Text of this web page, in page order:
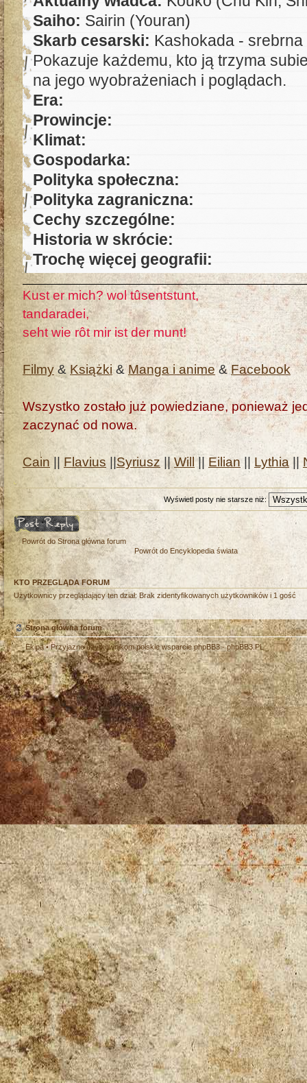
Saiho: Sairin (Youran)
Skarb cesarski: Kashokada - srebrna
Pokazuje każdemu, kto ją trzyma
na jego wyobrażeniach i poglądach.
Era:
Prowincje:
Klimat:
Gospodarka:
Polityka społeczna:
Polityka zagraniczna:
Cechy szczególne:
Historia w skrócie:
Trochę więcej geografii:
Kust er mich? wol tûsentstunt,
tandaradei,
seht wie rôt mir ist der munt!
Filmy & Książki&Manga i anime&Facebook
Wszystko zostało już powiedziane, ponieważ
zaczynać od nowa.
Cain || Flavius ||Syriusz ||Will|| Eilian|| Lythia ||
Wyświetl posty nie starsze niż:
Odpowiedz
Powrót do Strona główna forum
Powrót do Encyklopedia świata
KTO PRZEGLĄDA FORUM
Użytkownicy przeglądający ten dział: Brak zidentyfikowanych użytkowników i 1 gość
Strona główna forum
Ekipa• Przyjazne użytkownikom polskie wsparcie phpBB3 -phpBB3.PL